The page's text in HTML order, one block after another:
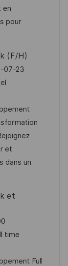
en
pour
(F/H)
07-23
et
dans un
et
time
Full